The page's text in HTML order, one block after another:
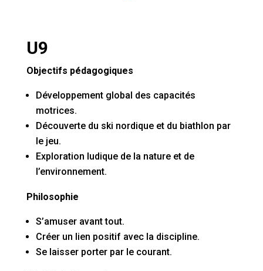
U9
Objectifs pédagogiques
Développement global des capacités
motrices.
Découverte du ski nordique et du biathlon par
le jeu.
Exploration ludique de la nature et de
l’environnement.
Philosophie
S’amuser avant tout.
Créer un lien positif avec la discipline.
Se laisser porter par le courant.